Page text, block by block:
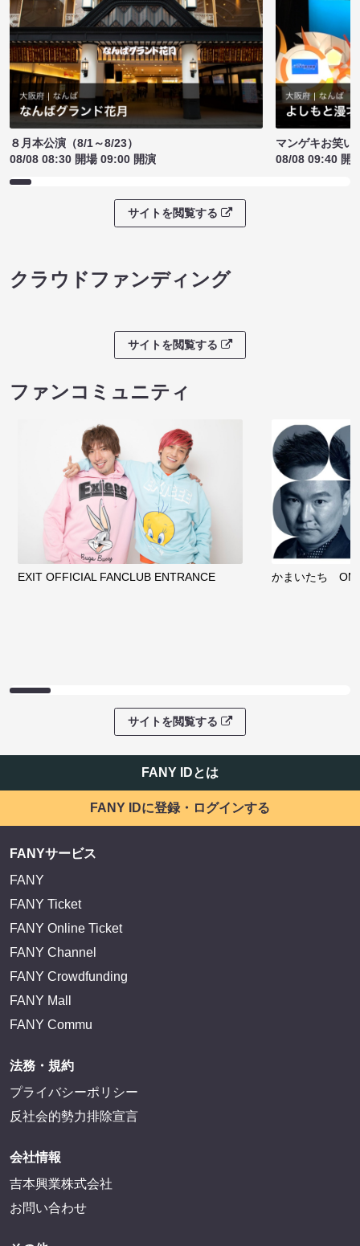
８月本公演（8/1～8/23）
08/08 08:30 開場 09:00 開演
マンゲキお笑い
08/08 09:40 開
サイトを閲覧する
クラウドファンディング
サイトを閲覧する
ファンコミュニティ
EXIT OFFICIAL FANCLUB ENTRANCE かまいたち
サイトを閲覧する
FANY IDとは
FANY IDに登録・ログインする
FANYサービス
FANY
FANY Ticket
FANY Online Ticket
FANY Channel
FANY Crowdfunding
FANY Mall
FANY Commu
法務・規約
プライバシーポリシー
反社会的勢力排除宣言
会社情報
吉本興業株式会社
お問い合わせ